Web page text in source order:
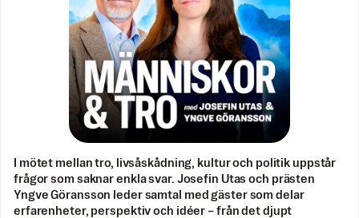
I mötet mellan tro, livsåskådning, kultur och politik uppstår
frågor som saknar enkla svar. Josefin Utas och prästen
Yngve Göransson leder samtal med gäster som delar
erfarenheter, perspektiv och idéer – från det djupt